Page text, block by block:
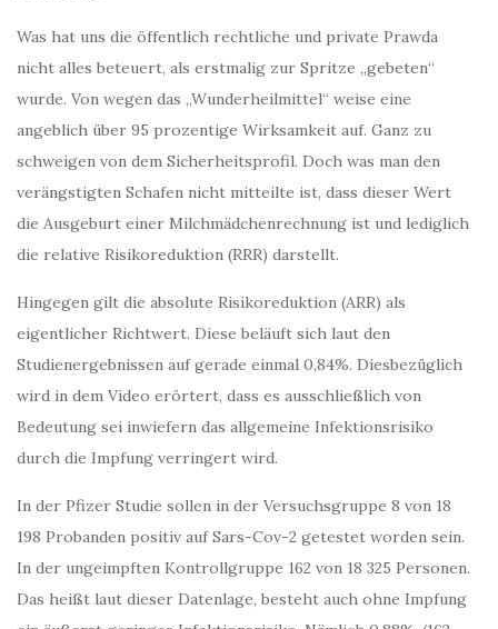
Was hat uns die öffentlich rechtliche und private Prawda
nicht alles beteuert, als erstmalig zur Spritze „gebeten“
wurde. Von wegen das „Wunderheilmittel“ weise eine
angeblich über 95 prozentige Wirksamkeit auf. Ganz zu
schweigen von dem Sicherheitsprofil. Doch was man den
verängstigten Schafen nicht mitteilte ist, dass dieser Wert
die Ausgeburt einer Milchmädchenrechnung ist und lediglich
die relative Risikoreduktion (RRR) darstellt.
Hingegen gilt die absolute Risikoreduktion (ARR) als
eigentlicher Richtwert. Diese beläuft sich laut den
Studienergebnissen auf gerade einmal 0,84%. Diesbezüglich
wird in dem Video erörtert, dass es ausschließlich von
Bedeutung sei inwiefern das allgemeine Infektionsrisiko
durch die Impfung verringert wird.
In der Pfizer Studie sollen in der Versuchsgruppe 8 von 18
198 Probanden positiv auf Sars-Cov-2 getestet worden sein.
In der ungeimpften Kontrollgruppe 162 von 18 325 Personen.
Das heißt laut dieser Datenlage, besteht auch ohne Impfung